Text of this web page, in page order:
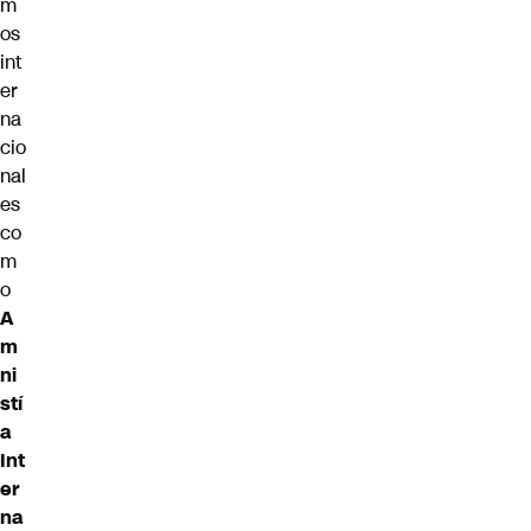
os
int
er
na
cio
nal
es
co
m
o
A
m
ni
stí
a
Int
er
na